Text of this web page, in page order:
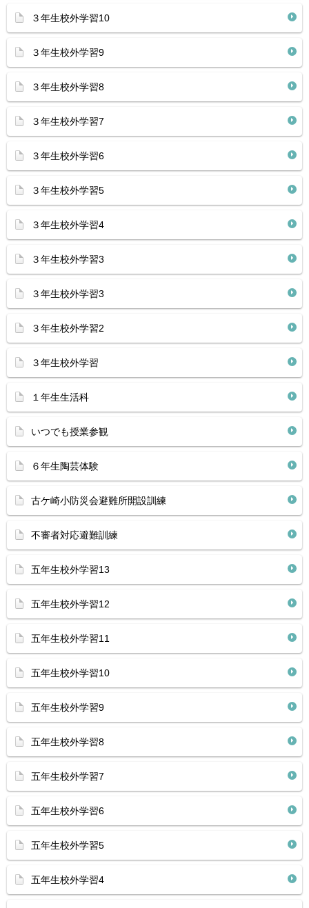
３年生校外学習10
３年生校外学習9
３年生校外学習8
３年生校外学習7
３年生校外学習6
３年生校外学習5
３年生校外学習4
３年生校外学習3
３年生校外学習3
３年生校外学習2
３年生校外学習
１年生生活科
いつでも授業参観
６年生陶芸体験
古ケ崎小防災会避難所開設訓練
不審者対応避難訓練
五年生校外学習13
五年生校外学習12
五年生校外学習11
五年生校外学習10
五年生校外学習9
五年生校外学習8
五年生校外学習7
五年生校外学習6
五年生校外学習5
五年生校外学習4